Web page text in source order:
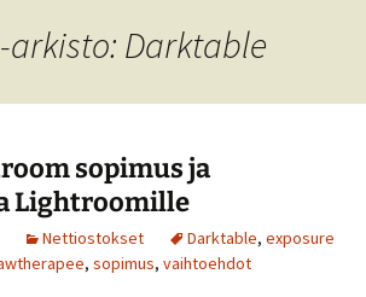
arkisto: Darktable
sopimus ja
Lightroomille
Nettiostokset Darktable, exposure
, sopimus, vaihtoehdot